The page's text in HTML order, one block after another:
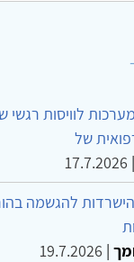
לוויסות רגשי
של
|
17.7.2026
להגשמה
|
19.7.2026